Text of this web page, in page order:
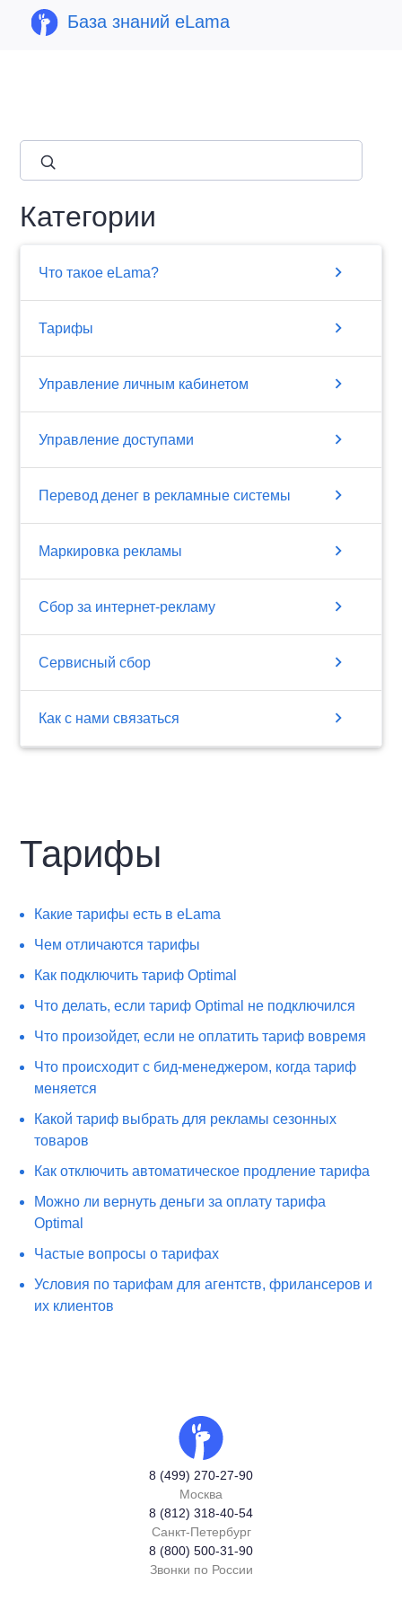
База знаний eLama
Категории
Что такое eLama? chevron_right
Тарифы chevron_right
Управление личным кабинетом chevron_right
Управление доступами chevron_right
Перевод денег в рекламные системы chevron_right
Маркировка рекламы chevron_right
Сбор за интернет-рекламу chevron_right
Сервисный сбор chevron_right
Как с нами связаться chevron_right
Тарифы
​Какие тарифы есть в eLama
Чем отличаются тарифы
Как подключить тариф Optimal
Что делать, если тариф Optimal не подключился
Что произойдет, если не оплатить тариф вовремя
Что происходит с бид-менеджером, когда тариф
меняется
Какой тариф выбрать для рекламы сезонных
товаров
Как отключить автоматическое продление тарифа
Можно ли вернуть деньги за оплату тарифа
Optimal
Частые вопросы о тарифах
Условия по тарифам для агентств, фрилансеров и
их клиентов
8 (499) 270-27-90
Москва
8 (812) 318-40-54
Санкт-Петербург
8 (800) 500-31-90
Звонки по России